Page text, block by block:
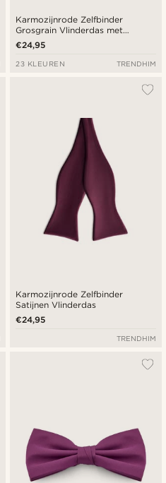
Karmozijnrode Zelfbinder
Grosgrain Vlinderdas met
Ruitvormige Punt
€24,95
23 KLEUREN TRENDHIM
Karmozijnrode Zelfbinder
Satijnen Vlinderdas
€24,95
TRENDHIM